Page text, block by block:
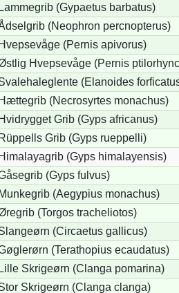
Lammegrib (Gypaetus barbatus)
(Neophron percnopterus)
Hvepsevåge (Pernis apivorus)
Hvepsevåge (Pernis
(Elanoides
Hættegrib (Necrosyrtes monachus)
Hvidrygget Grib (Gyps africanus)
Rüppells Grib (Gyps rueppelli)
Himalayagrib (Gyps himalayensis)
(Gyps fulvus)
Munkegrib (Aegypius monachus)
(Torgos tracheliotos)
(Circaetus gallicus)
(Terathopius ecaudatus)
Lille Skrigeørn (Clanga pomarina)
Skrigeørn (Clanga clanga)